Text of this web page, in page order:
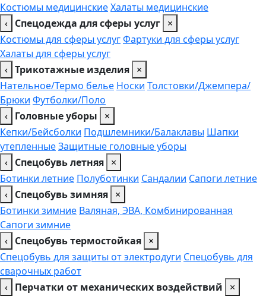
Костюмы медицинскиеХалаты медицинские
‹ Спецодежда для сферы услуг ×
Костюмы для сферы услугФартуки для сферы услуг
Халаты для сферы услуг
‹ Трикотажные изделия ×
Нательное/Термо белье Носки Толстовки/Джемпера/
Брюки Футболки/Поло
‹ Головные уборы
×
Кепки/Бейсболки Подшлемники/Балаклавы Шапки
утепленныеЗащитные головные уборы
‹ Спецобувь летняя ×
Ботинки летние Полуботинки Сандалии Сапоги летние
‹ Спецобувь зимняя ×
Ботинки зимние Валяная, ЭВА, Комбинированная
Сапоги зимние
‹ Спецобувь термостойкая ×
Спецобувь для защиты от электродуги Спецобувь для
сварочных работ
‹ Перчатки от механических воздействий
×